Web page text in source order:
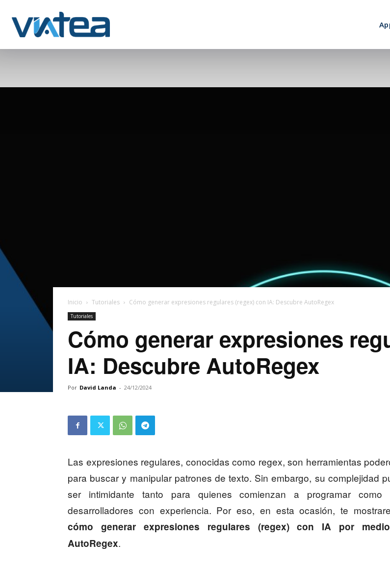
Inicio Tutoriales Cómo generar expresiones regulares (regex) con IA: Descubre AutoRegex
Tutoriales
Cómo generar expresiones
IA: Descubre AutoRegex
Por David Landa - 24/12/2024
Las expresiones regulares, conocidas como regex, son herramientas
para buscar y manipular patrones de texto. Sin embargo, su complejidad
ser intimidante tanto para quienes comienzan a programar como
desarrolladores con experiencia. Por eso, en esta ocasión, te
cómo generar expresiones regulares (regex) con IA por
AutoRegex.